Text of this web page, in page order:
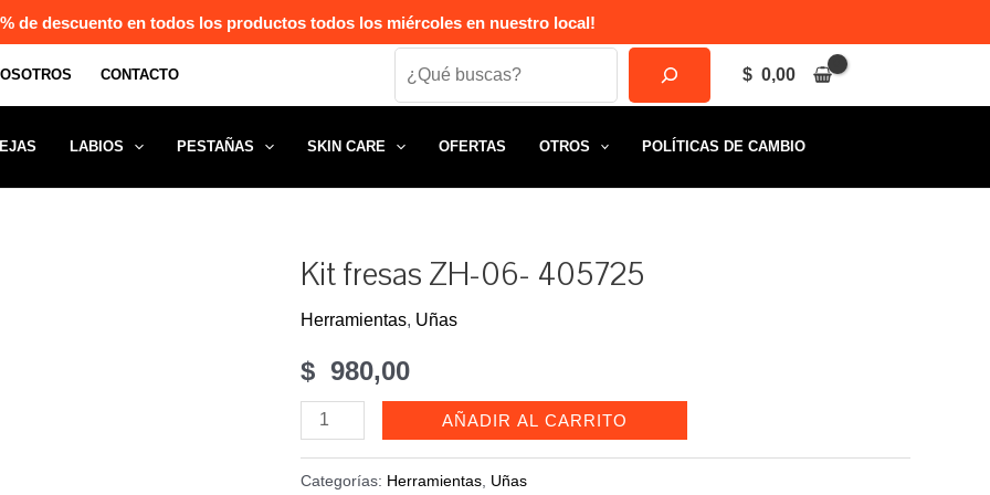
de descuento en todos los productos todos los miércoles en nuestro local!
CONTACTO
Search
$ 0,00
LABIOS PESTAÑAS SKIN CARE OFERTAS OTROS POLÍTICAS DE CAMBIO
Kit fresas ZH-06- 405725
Herramientas, Uñas
$ 980,00
ZH-
AÑADIR AL CARRITO
Categorías: Herramientas Uñas